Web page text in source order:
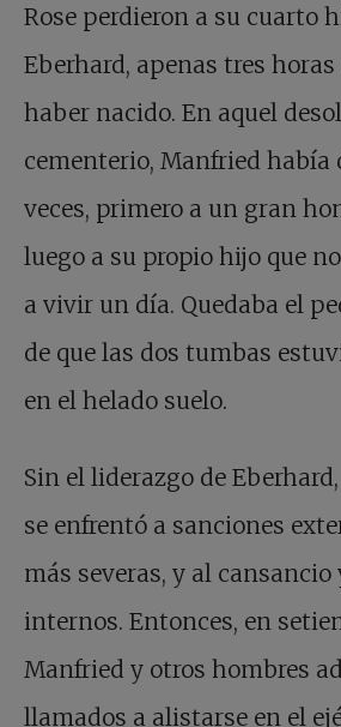
Rose perdieron a su cuarto
Eberhard, apenas tres horas
haber nacido. En aquel
cementerio, Manfried había
veces, primero a un gran
luego a su propio hijo que
a vivir un día. Quedaba el
de que las dos tumbas
en el helado suelo.
Sin el liderazgo de
se enfrentó a sanciones
más severas, y al
internos. Entonces, en
Manfried y otros hombres
llamados a alistarse en el